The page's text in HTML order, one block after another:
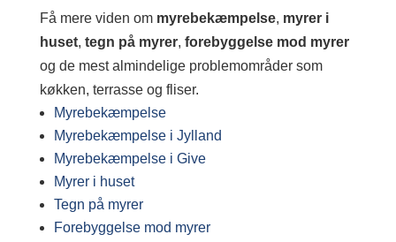
Få mere viden om myrebekæmpelse, myrer i
huset, tegn på myrer, forebyggelse mod myrer
og de mest almindelige problemområder som
køkken, terrasse og fliser.
Myrebekæmpelse
Myrebekæmpelse i Jylland
Myrebekæmpelse i Give
Myrer i huset
Tegn på myrer
Forebyggelse mod myrer